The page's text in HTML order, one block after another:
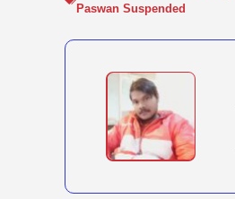
Paswan Suspended